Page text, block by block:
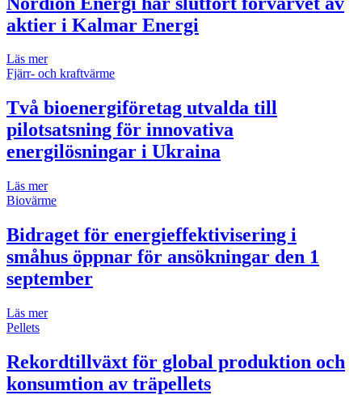
aktier i Kalmar Energi
Läs mer
Fjärr- och kraftvärme
Två bioenergiföretag utvalda till
pilotsatsning för innovativa
energilösningar i Ukraina
Läs mer
Biovärme
Bidraget för energieffektivisering i
småhus öppnar för ansökningar den 1
september
Läs mer
Pellets
Rekordtillväxt för global produktion och
konsumtion av träpellets